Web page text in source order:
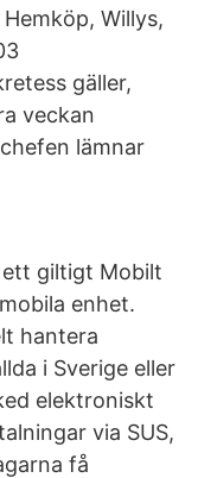
Willys,
gäller,
veckan
lämnar
ett giltigt Mobilt
enhet.
hantera
i Sverige eller
elektroniskt
via SUS,
få